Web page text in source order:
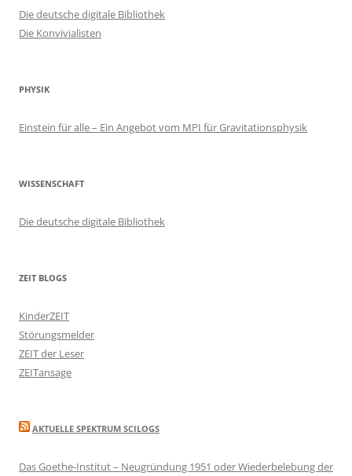
Die deutsche digitale Bibliothek
Die Konvivialisten
PHYSIK
Einstein für alle – Ein Angebot vom MPI für Gravitationsphysik
WISSENSCHAFT
Die deutsche digitale Bibliothek
ZEIT BLOGS
KinderZEIT
Störungsmelder
ZEIT der Leser
ZEITansage
AKTUELLE SPEKTRUM SCILOGS
Das Goethe-Institut – Neugründung 1951 oder Wiederbelebung der